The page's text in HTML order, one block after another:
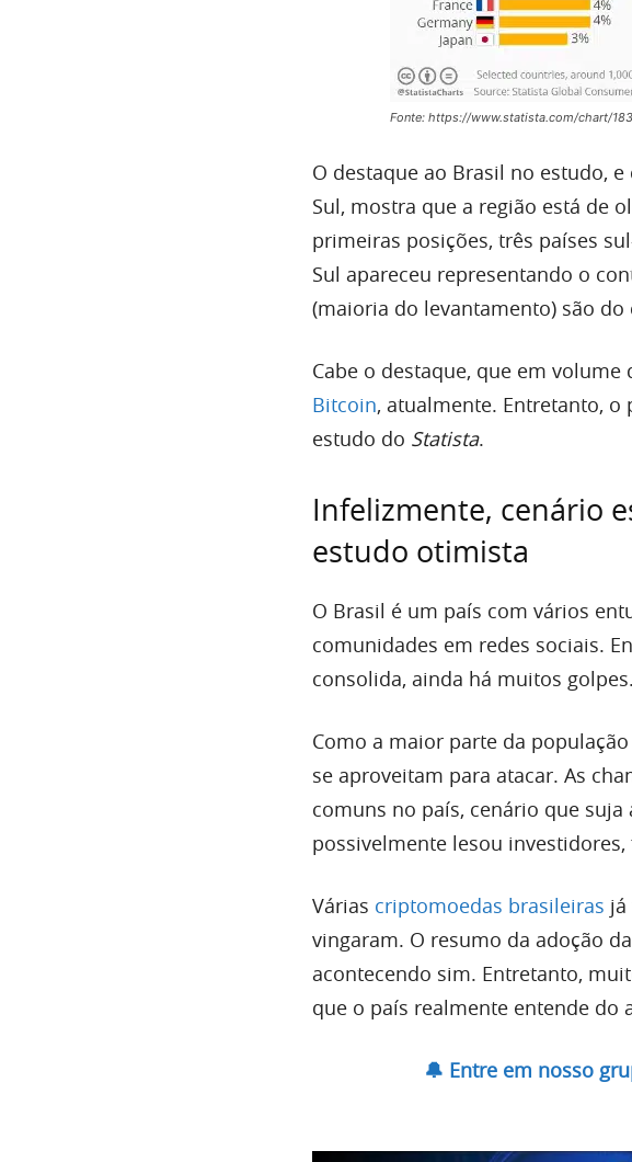
Fonte: https://www.statista.com/chart/
O destaque ao Brasil no estudo,
Sul, mostra que a região está de
primeiras posições, três países
Sul apareceu representando o
(maioria do levantamento) são
Cabe o destaque, que em volume
Bitcoin, atualmente. Entretanto, o
estudo do Statista.
Infelizmente, cenário
estudo otimista
O Brasil é um país com vários
comunidades em redes sociais.
consolida, ainda há muitos golpes.
Como a maior parte da
se aproveitam para atacar. As
comuns no país, cenário que
possivelmente lesou investidores,
Várias criptomoedas brasileiras
vingaram. O resumo da adoção
acontecendo sim. Entretanto,
que o país realmente entende do
🔔 Entre em nosso